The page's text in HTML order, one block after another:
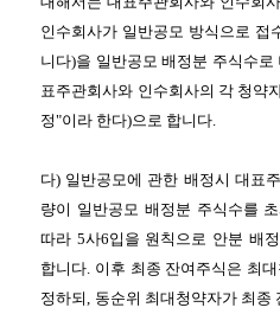
인수회사가 일반공모 방식으로 접
니다)을 일반공모 배정분 주식수
표주관회사와 인수회사의 각 청약
정"이라 한다)으로 합니다
다) 일반공모에 관한 배정시 대표
량이 일반공모 배정분 주식수를
따라 5사6입을 원칙으로 안분 배
합니다 이후 최종 잔여주식은 최
정하되
동순위 최대청약자가 최종